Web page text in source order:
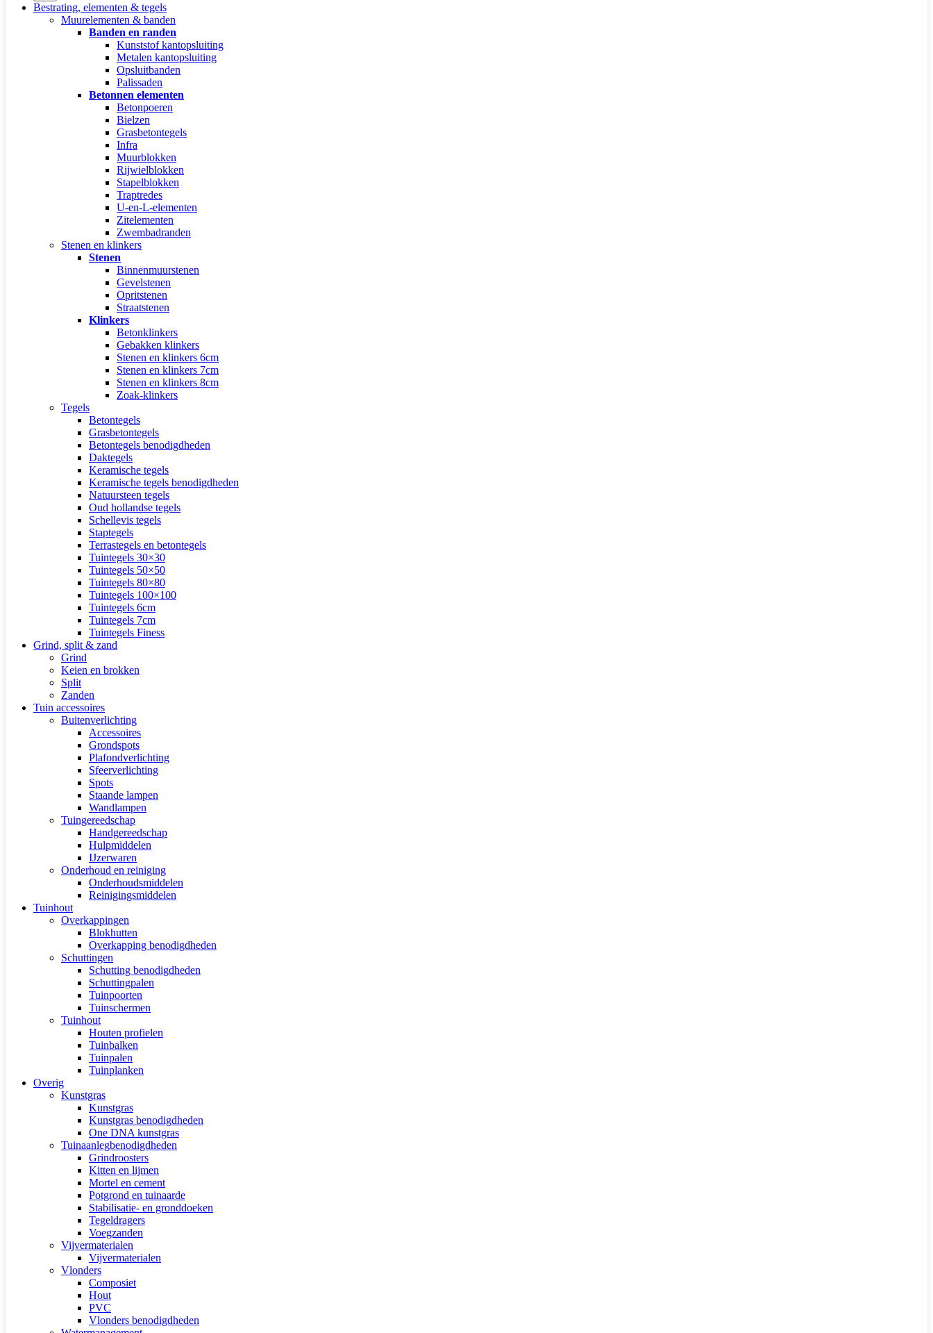
Bestrating, elementen & tegels
Muurelementen & banden
Banden en randen
Kunststof kantopsluiting
Metalen kantopsluiting
Opsluitbanden
Palissaden
Betonnen elementen
Betonpoeren
Bielzen
Grasbetontegels
Infra
Muurblokken
Rijwielblokken
Stapelblokken
Traptredes
U-en-L-elementen
Zitelementen
Zwembadranden
Stenen en klinkers
Stenen
Binnenmuurstenen
Gevelstenen
Opritstenen
Straatstenen
Klinkers
Betonklinkers
Gebakken klinkers
Stenen en klinkers 6cm
Stenen en klinkers 7cm
Stenen en klinkers 8cm
Zoak-klinkers
Tegels
Betontegels
Grasbetontegels
Betontegels benodigdheden
Daktegels
Keramische tegels
Keramische tegels benodigdheden
Natuursteen tegels
Oud hollandse tegels
Schellevis tegels
Staptegels
Terrastegels en betontegels
Tuintegels 30×30
Tuintegels 50×50
Tuintegels 80×80
Tuintegels 100×100
Tuintegels 6cm
Tuintegels 7cm
Tuintegels Finess
Grind, split & zand
Grind
Keien en brokken
Split
Zanden
Tuin accessoires
Buitenverlichting
Accessoires
Grondspots
Plafondverlichting
Sfeerverlichting
Spots
Staande lampen
Wandlampen
Tuingereedschap
Handgereedschap
Hulpmiddelen
IJzerwaren
Onderhoud en reiniging
Onderhoudsmiddelen
Reinigingsmiddelen
Tuinhout
Overkappingen
Blokhutten
Overkapping benodigdheden
Schuttingen
Schutting benodigdheden
Schuttingpalen
Tuinpoorten
Tuinschermen
Tuinhout
Houten profielen
Tuinbalken
Tuinpalen
Tuinplanken
Overig
Kunstgras
Kunstgras
Kunstgras benodigdheden
One DNA kunstgras
Tuinaanlegbenodigdheden
Grindroosters
Kitten en lijmen
Mortel en cement
Potgrond en tuinaarde
Stabilisatie- en gronddoeken
Tegeldragers
Voegzanden
Vijvermaterialen
Vijvermaterialen
Vlonders
Composiet
Hout
PVC
Vlonders benodigdheden